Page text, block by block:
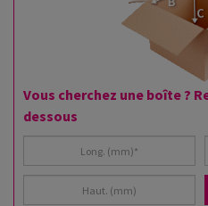
Vous cherchez une boîte ?
dessous